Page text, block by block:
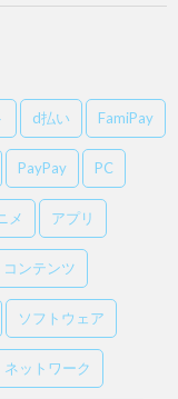
d払い FamiPay
PayPay PC
メ アプリ
コンテンツ
ソフトウェア
ネットワーク